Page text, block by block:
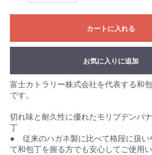
カートに入れる
お気に入りに追加
富士カトラリー株式会社を代表する和
です。
切れ味と耐久性に優れたモリブデンバ
丁
● 従来のハガネ製に比べて格段に扱い
て和包丁を握る方でも安心してご使用い